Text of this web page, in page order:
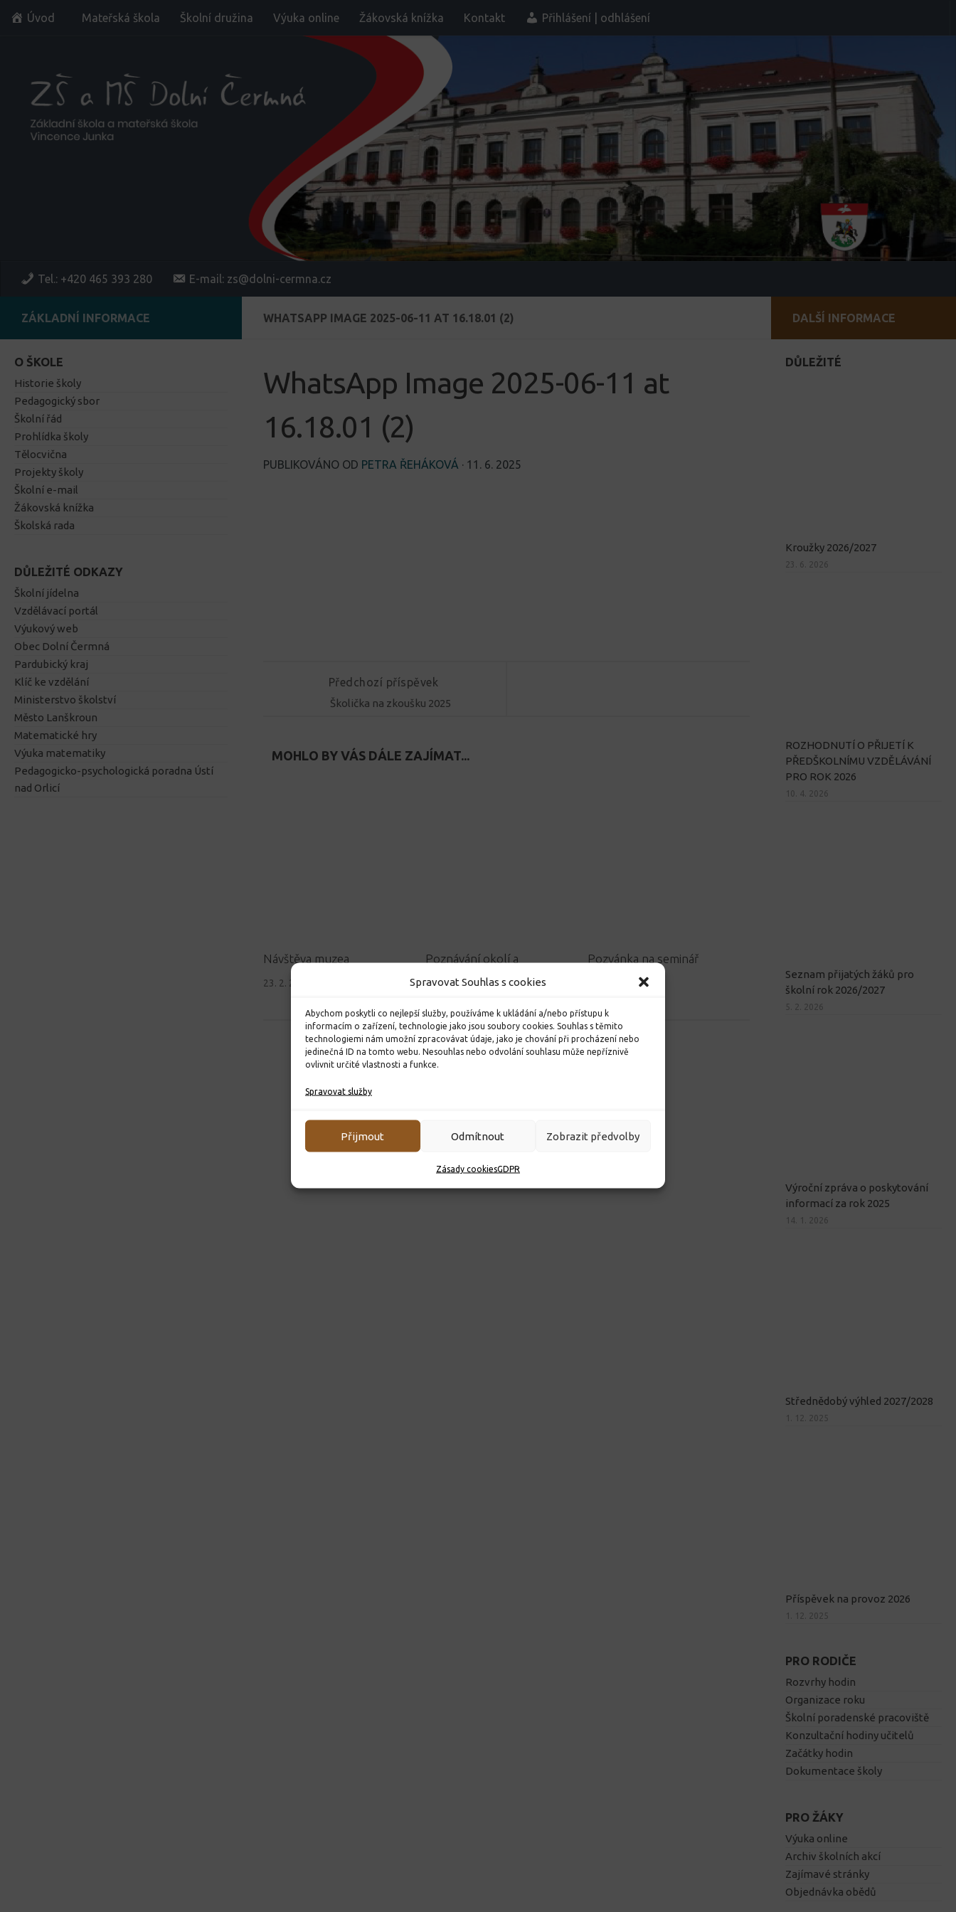
Spravovat Souhlas s cookies
Abychom poskytli co nejlepší služby, používáme k ukládání a/nebo přístupu k
informacím o zařízení, technologie jako jsou soubory cookies. Souhlas s těmito
technologiemi nám umožní zpracovávat údaje, jako je chování při procházení nebo
jedinečná ID na tomto webu. Nesouhlas nebo odvolání souhlasu může nepříznivě
ovlivnit určité vlastnosti a funkce.
Spravovat služby
Přijmout Odmítnout Zobrazit předvolby
Zásady cookiesGDPR
Skip to content
Úvod Mateřská škola Školní družina Výuka online Žákovská knížka Kontakt Přihlášení | odhlášení
Tel.: +420 465 393 280 E-mail: zs@dolni-cermna.cz
WHATSAPP IMAGE 2025-06-11 AT 16.18.01 (2)
WhatsApp Image 2025-06-11 at
16.18.01 (2)
PUBLIKOVÁNO OD PETRA ŘEHÁKOVÁ · 11. 6. 2025
Předchozí příspěvek
Školička na zkoušku 2025
MOHLO BY VÁS DÁLE ZAJÍMAT...
Návštěva muzea
23. 2. 2022
Poznávání okolí a
odpoledne plné zábavy
Pozvánka na seminář
ZÁKLADNÍ INFORMACE
O ŠKOLE
Historie školy
Pedagogický sbor
Školní řád
Prohlídka školy
Tělocvična
Projekty školy
Školní e-mail
Žákovská knížka
Školská rada
DŮLEŽITÉ ODKAZY
Školní jídelna
Vzdělávací portál
Výukový web
Obec Dolní Čermná
Pardubický kraj
Klíč ke vzdělání
Ministerstvo školství
Město Lanškroun
Matematické hry
Výuka matematiky
Pedagogicko-psychologická poradna Ústí
nad Orlicí
DALŠÍ INFORMACE
DŮLEŽITÉ
Kroužky 2026/2027
23. 6. 2026
ROZHODNUTÍ O PŘIJETÍ K
PŘEDŠKOLNÍMU VZDĚLÁVÁNÍ
PRO ROK 2026
10. 4. 2026
Seznam přijatých žáků pro
školní rok 2026/2027
5. 2. 2026
Výroční zpráva o poskytování
informací za rok 2025
14. 1. 2026
Střednědobý výhled 2027/2028
1. 12. 2025
Příspěvek na provoz 2026
1. 12. 2025
PRO RODIČE
Rozvrhy hodin
Organizace roku
Školní poradenské pracoviště
Konzultační hodiny učitelů
Začátky hodin
Dokumentace školy
PRO ŽÁKY
Výuka online
Archiv školních akcí
Zajímavé stránky
Objednávka obědů